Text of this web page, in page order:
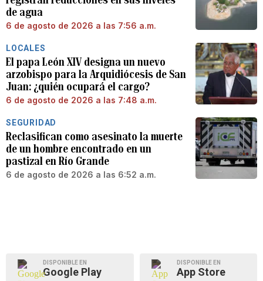
de agua
6 de agosto de 2026 a las 7:56 a.m.
LOCALES
El papa León XIV designa un nuevo
arzobispo para la Arquidiócesis de San
Juan: ¿quién ocupará el cargo?
6 de agosto de 2026 a las 7:48 a.m.
SEGURIDAD
Reclasifican como asesinato la muerte
de un hombre encontrado en un
pastizal en Río Grande
6 de agosto de 2026 a las 6:52 a.m.
DISPONIBLE EN
Google Play
DISPONIBLE EN
App Store